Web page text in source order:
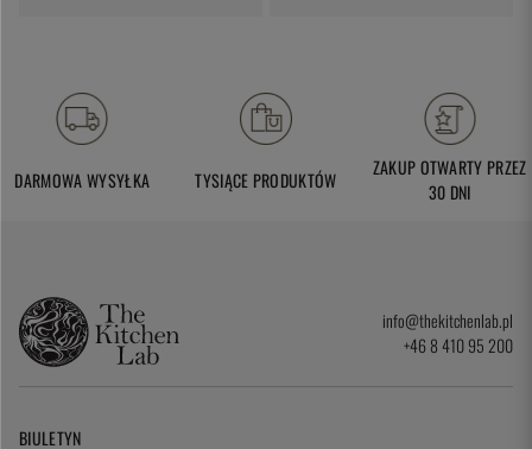
DARMOWA WYSYŁKA TYSIĄCE PRODUKTÓW
ZAKUP OTWARTY PRZEZ
30 DNI
info@thekitchenlab.pl
+46 8 410 95 200
BIULETYN